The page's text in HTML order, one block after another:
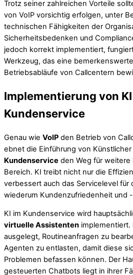
Trotz seiner zahlreichen Vorteile
von VoIP vorsichtig erfolgen, unter
technischen Fähigkeiten der
Sicherheitsbedenken und
jedoch korrekt implementiert,
Werkzeug, das eine
Betriebsabläufe von Callcentern
Implementierung von
Kundenservice
Genau wie VoIP den Betrieb von
ebnet die Einführung von
Kundenservice den Weg für
Bereich. KI treibt nicht nur die
verbessert auch das Servicelevel für
wiederum Kundenzufriedenheit und
KI im Kundenservice wird
virtuelle Assistenten implementiert.
ausgelegt, Routineanfragen zu
Agenten zu entlasten, damit diese
Problemen befassen können. Der
gesteuerten Chatbots liegt in ihrer